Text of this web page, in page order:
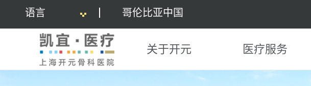
语言 哥伦比亚中国
关于开元 医疗服务